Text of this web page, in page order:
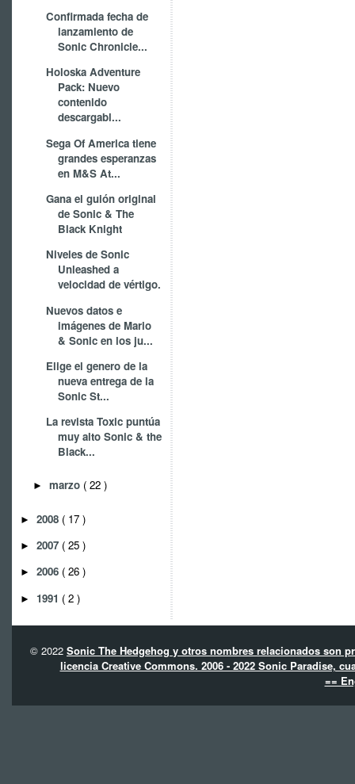
Confirmada fecha de
lanzamiento de
Sonic Chronicle...
Holoska Adventure
Pack: Nuevo
contenido
descargabl...
Sega Of America tiene
grandes esperanzas
en M&S At...
Gana el guión original
de Sonic & The
Black Knight
Niveles de Sonic
Unleashed a
velocidad de vértigo.
Nuevos datos e
imágenes de Mario
& Sonic en los ju...
Elige el genero de la
nueva entrega de la
Sonic St...
La revista Toxic puntúa
muy alto Sonic & the
Black...
► marzo ( 22 )
► 2008 ( 17 )
► 2007 ( 25 )
► 2006 ( 26 )
► 1991 ( 2 )
© 2022 Sonic The Hedgehog y otros nombres relacionados son
licencia Creative Commons. 2006 - 2022 Sonic Paradise,
==